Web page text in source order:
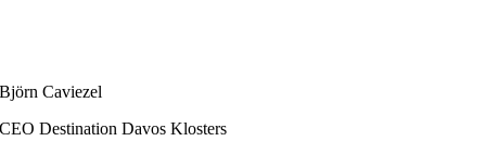
Björn Caviezel
CEO Destination Davos Klosters